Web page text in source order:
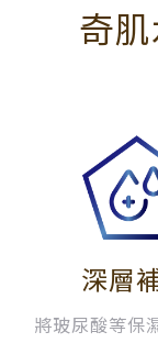
奇
深層
將玻尿酸等保